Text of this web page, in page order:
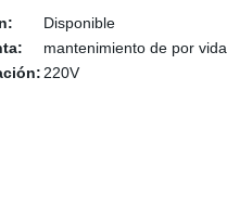
Disponible
mantenimiento de por vida
220V